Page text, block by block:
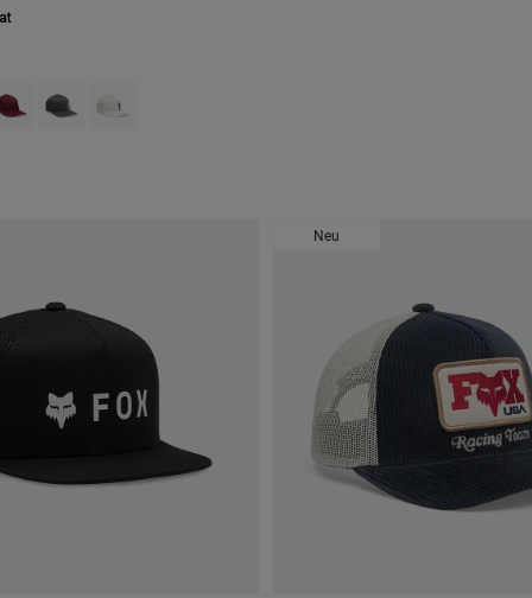
of Schwarz.
type of Blau.
swatch type of Dunkles Kastanienbraun.
Product swatch type of Dunkles Schattengrau.
Neu